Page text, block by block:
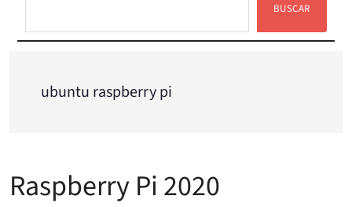
BUSCAR
ubuntu raspberry pi
Raspberry Pi 2020